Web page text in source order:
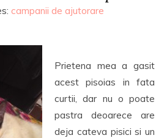
campanii de ajutorare
Prietena mea a gasit
acest pisoias in fata
curtii, dar nu o poate
pastra deoarece are
deja cateva pisici si un